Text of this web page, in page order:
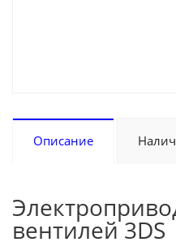
Описание
вентилей 3DS